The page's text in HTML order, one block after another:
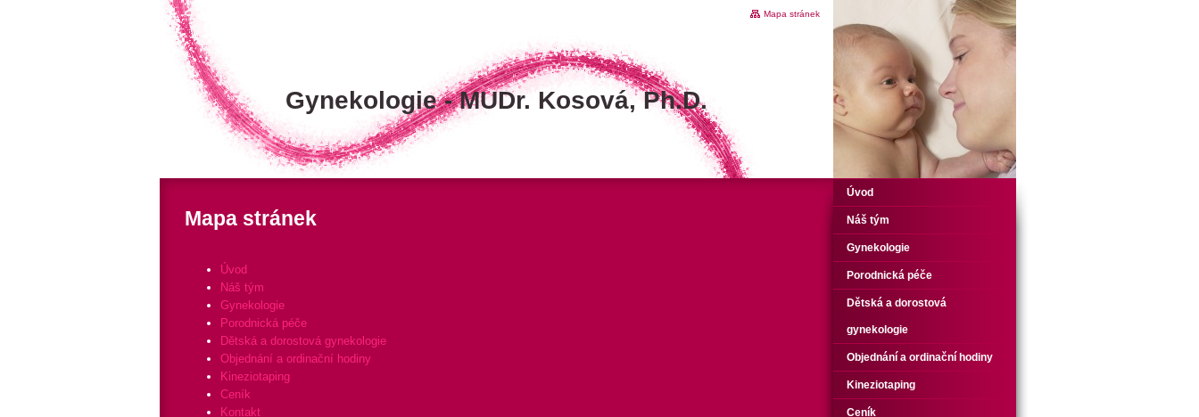
Gynekologie - MUDr. Kosová‚ Ph.D.
Mapa stránek
Mapa stránek
Úvod
Náš tým
Gynekologie
Porodnická péče
Dětská a dorostová gynekologie
Objednání a ordinační hodiny
Kineziotaping
Ceník
Kontakt
Úvod
Náš tým
Gynekologie
Porodnická péče
Dětská a dorostová
gynekologie
Objednání a ordinační hodiny
Kineziotaping
Ceník